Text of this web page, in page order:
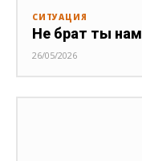
СИТУАЦИЯ
Не брат ты нам
26/05/2026